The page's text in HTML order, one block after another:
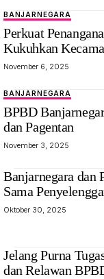
BANJARNEGARA
‎Perkuat
Kukuhkan
November 6, 2025
BANJARNEGARA
BPBD
dan Pagentan
November 3, 2025
Banjarnegara dan
Sama
Oktober 30, 2025
Jelang Purna
dan Relawan